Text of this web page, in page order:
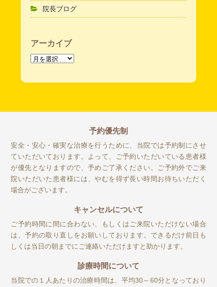
院長ブログ
アーカイブ
ア
カ
予約優先制
安全・安心・確実な治療を行うために、当院では予約制にさせ
ていただいております。よって、ご予約いただいている患者様
が優先となりますので、予めご了承ください。ご予約外でご来
院いただいた患者様には、やむを得ず長い時間お待ちいただく
場合がございます。
キャンセルについて
ご予約時間に間に合わない、もしくはご来院いただけない場合
は、予約の取り直しをお願いしております。できるだけ前日も
しくは当日の朝までにご連絡いただけますと助かります。
診療時間について
当院での１人あたりの治療時間は、平均30～60分となっており